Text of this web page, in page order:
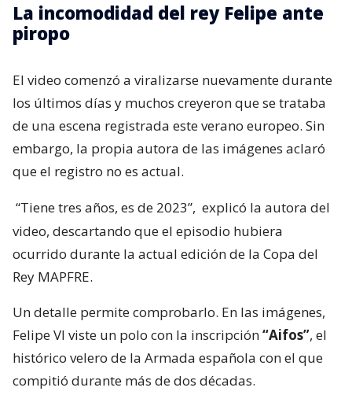
La incomodidad del rey Felipe ante
piropo
El video comenzó a viralizarse nuevamente durante
los últimos días y muchos creyeron que se trataba
de una escena registrada este verano europeo. Sin
embargo, la propia autora de las imágenes aclaró
que el registro no es actual.
“Tiene tres años, es de 2023”, explicó la autora del
video, descartando que el episodio hubiera
ocurrido durante la actual edición de la Copa del
Rey MAPFRE.
Un detalle permite comprobarlo. En las imágenes,
Felipe VI viste un polo con la inscripción“Aifos”, el
histórico velero de la Armada española con el que
compitió durante más de dos décadas.